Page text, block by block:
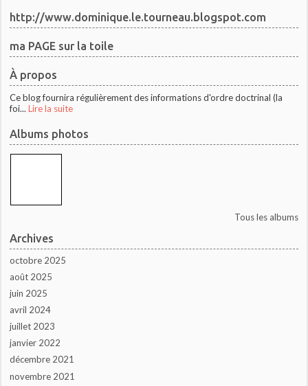
http://www.dominique.le.tourneau.blogspot.com
ma PAGE sur la toile
À propos
Ce blog fournira régulièrement des informations d'ordre doctrinal (la
foi... Lire la suite
Albums photos
Tous les albums
Archives
octobre 2025
août 2025
juin 2025
avril 2024
juillet 2023
janvier 2022
décembre 2021
novembre 2021